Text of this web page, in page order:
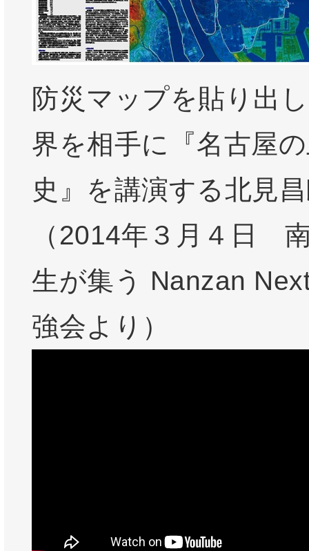
防災マップを貼り出
界を相手に『名古屋
史』を講演する北見
（2014年３月４日
生が集う Nanzan
強会より）